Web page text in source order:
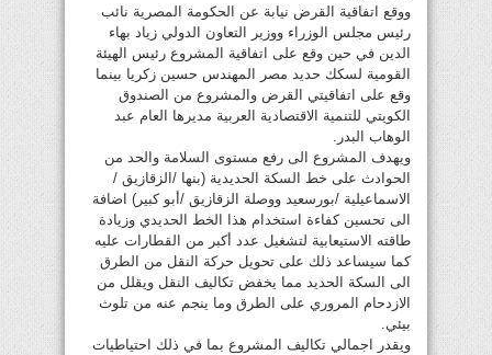
ووقع اتفاقية القرض نيابة عن الحكومة المصرية نائب
رئيس مجلس الوزراء ووزير التعاون الدولي زياد بهاء
الدين في حين وقع على اتفاقية المشروع رئيس الهيئة
القومية لسكك حديد مصر المهندس حسين زكريا بينما
وقع على اتفاقيتي القرض والمشروع من الصندوق
الكويتي للتنمية الاقتصادية العربية مديرها العام عبد
الوهاب البدر.
ويهدف المشروع الى رفع مستوى السلامة والحد من
الحوادث على خط السكة الحديدية (بنها /الزقازيق /
الاسماعيلية /بورسعيد ووصلة الزقازيق /أبو كبير) اضافة
الى تحسين كفاءة استخدام هذا الخط الحديدي وزيادة
طاقته الاستيعابية لتشغيل عدد أكبر من القطارات عليه
كما سيساعد ذلك على تحويل حركة النقل من الطرق
الى السكة الحديد مما يخفض تكاليف النقل ويقلل من
الازدحام المروري على الطرق وما ينجم عنه من تلوث
بيئي.
ويقدر اجمالي تكاليف المشروع بما في ذلك احتياطيات